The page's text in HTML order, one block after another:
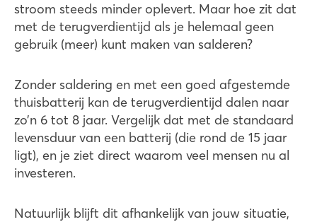
stroom steeds minder oplevert. Maar hoe zit dat
met de terugverdientijd als je helemaal geen
gebruik (meer) kunt maken van salderen?
Zonder saldering en met een goed afgestemde
thuisbatterij kan de terugverdientijd dalen naar
zo’n 6 tot 8 jaar. Vergelijk dat met de standaard
levensduur van een batterij (die rond de 15 jaar
ligt), en je ziet direct waarom veel mensen nu al
investeren.
Natuurlijk blijft dit afhankelijk van jouw situatie,